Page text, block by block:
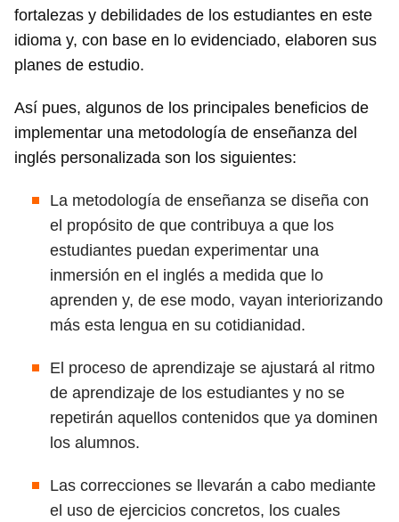
fortalezas y debilidades de los estudiantes en este
idioma y, con base en lo evidenciado, elaboren sus
planes de estudio.
Así pues, algunos de los principales beneficios de
implementar una metodología de enseñanza del
inglés personalizada son los siguientes:
La metodología de enseñanza se diseña con
el propósito de que contribuya a que los
estudiantes puedan experimentar una
inmersión en el inglés a medida que lo
aprenden y, de ese modo, vayan interiorizando
más esta lengua en su cotidianidad.
El proceso de aprendizaje se ajustará al ritmo
de aprendizaje de los estudiantes y no se
repetirán aquellos contenidos que ya dominen
los alumnos.
Las correcciones se llevarán a cabo mediante
el uso de ejercicios concretos, los cuales